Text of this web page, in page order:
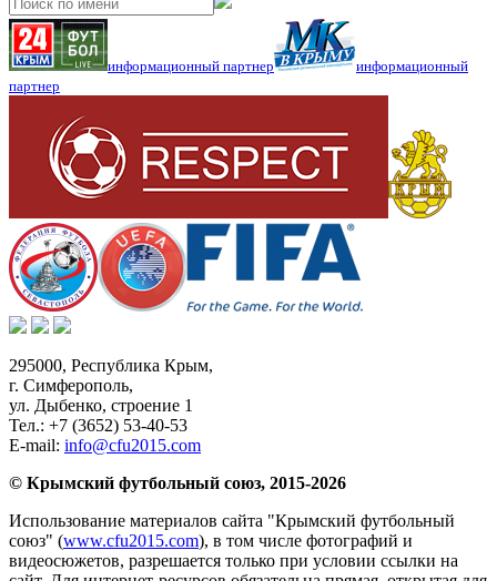
информационный партнер
информационный
партнер
295000, Республика Крым,
г. Симферополь,
ул. Дыбенко, строение 1
Тел.: +7 (3652) 53-40-53
E-mail: info@cfu2015.com
© Крымский футбольный союз, 2015-2026
Использование материалов сайта "Крымский футбольный
союз" (www.cfu2015.com), в том числе фотографий и
видеосюжетов, разрешается только при условии ссылки на